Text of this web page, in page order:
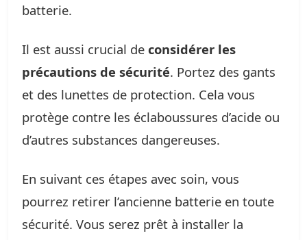
batterie.
Il est aussi crucial de considérer les
précautions de sécurité. Portez des gants
et des lunettes de protection. Cela vous
protège contre les éclaboussures d’acide ou
d’autres substances dangereuses.
En suivant ces étapes avec soin, vous
pourrez retirer l’ancienne batterie en toute
sécurité. Vous serez prêt à installer la